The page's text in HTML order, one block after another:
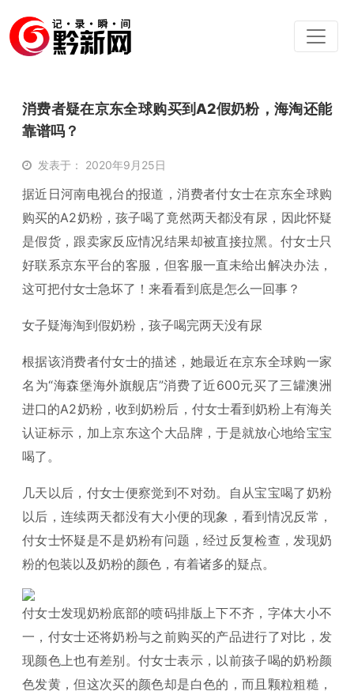
消费者疑在京东全球购买到A2假奶粉，海淘还能
靠谱吗？
发表于： 2020年9月25日
据近日河南电视台的报道，消费者付女士在京东全球购
购买的A2奶粉，孩子喝了竟然两天都没有尿，因此怀疑
是假货，跟卖家反应情况结果却被直接拉黑。付女士只
好联系京东平台的客服，但客服一直未给出解决办法，
这可把付女士急坏了！来看看到底是怎么一回事？
女子疑海淘到假奶粉，孩子喝完两天没有尿
根据该消费者付女士的描述，她最近在京东全球购一家
名为“海森堡海外旗舰店”消费了近600元买了三罐澳洲
进口的A2奶粉，收到奶粉后，付女士看到奶粉上有海关
认证标示，加上京东这个大品牌，于是就放心地给宝宝
喝了。
几天以后，付女士便察觉到不对劲。
自从宝宝喝了奶粉
以后，连续两天都没有大小便的现象， 看到情况反常，
付女士怀疑是不是奶粉有问题，经过反复检查，发现奶
粉的包装以及奶粉的颜色，有着诸多的疑点。
付女士发现奶粉底部的喷码排版上下不齐，字体大小不
一，付女士还将奶粉与之前购买的产品进行了对比，发
现颜色上也有差别。付女士表示，以前孩子喝的奶粉颜
色发黄，但这次买的颜色却是白色的，而且颗粒粗糙，